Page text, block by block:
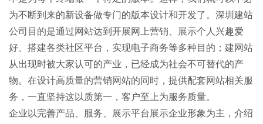
为不断到来的新设备做专门的版本设计和开发了。 深圳建站
公司 目的是通过网站达到开展网上营销、展示个人兴趣爱
好、搭建各类社区平台，实现电子商务等多种目的； 建网站
从出现时被大家认可的产业，已经成为社会不可替代的产
物。在设计高质量的营销网站的同时，提供配套网站相关服
务，一直坚持这以质第一，客户至上为服务质量。
企业以完善产品、服务、展示平台展示企业形象为主，介绍